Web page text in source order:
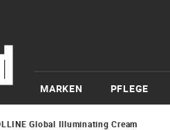
MARKEN PFLEGE
Global Illuminating Cream